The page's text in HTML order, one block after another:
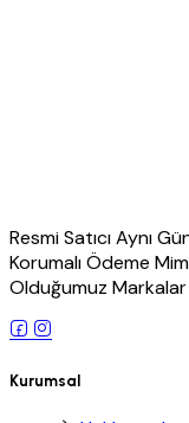
Resmi Satıcı Aynı
Korumalı Ödeme
Olduğumuz
Kurumsal